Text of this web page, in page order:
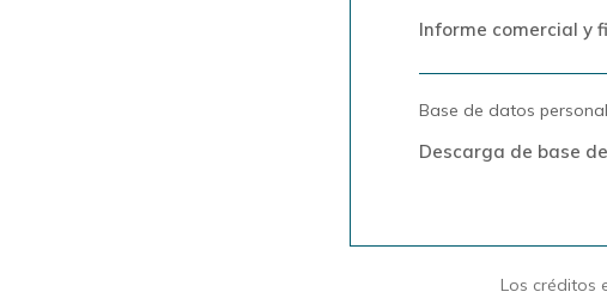
Informe comercial y
Base de datos
Descarga de base
Los créditos